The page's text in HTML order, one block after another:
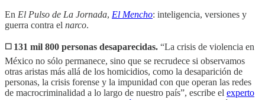
En El Pulso de La Jornada, El Mencho: inteligencia, versiones y
guerra contra el narco.
◻️ 131 mil 800 personas desaparecidas. “La crisis de violencia en
México no sólo permanece, sino que se recrudece si observamos
otras aristas más allá de los homicidios, como la desaparición de
personas, la crisis forense y la impunidad con que operan las redes
de macrocriminalidad a lo largo de nuestro país”, escribe el experto